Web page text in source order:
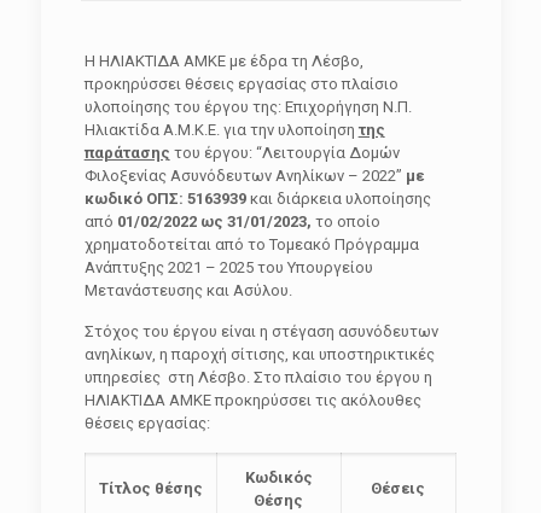
Η ΗΛΙΑΚΤΙΔΑ ΑΜΚΕ με έδρα τη Λέσβο,
προκηρύσσει θέσεις εργασίας στο πλαίσιο
υλοποίησης του έργου της: Επιχορήγηση Ν.Π.
Ηλιακτίδα Α.Μ.Κ.Ε. για την υλοποίηση της
παράτασης του έργου: “Λειτουργία Δομών
Φιλοξενίας Ασυνόδευτων Ανηλίκων – 2022” με
κωδικό ΟΠΣ: 5163939και διάρκεια υλοποίησης
από 01/02/2022 ως 31/01/2023, το οποίο
χρηματοδοτείται από το Τομεακό Πρόγραμμα
Ανάπτυξης 2021 – 2025 του Υπουργείου
Μετανάστευσης και Ασύλου.
Στόχος του έργου είναι η στέγαση ασυνόδευτων
ανηλίκων, η παροχή σίτισης, και υποστηρικτικές
υπηρεσίες στη Λέσβο. Στο πλαίσιο του έργου η
ΗΛΙΑΚΤΙΔΑ ΑΜΚΕ προκηρύσσει τις ακόλουθες
θέσεις εργασίας:
Τίτλος θέσης
Κωδικός
Θέσης
Θέσεις